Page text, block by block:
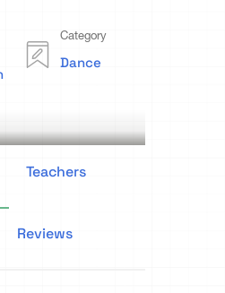
Category
Dance
Teachers
Reviews